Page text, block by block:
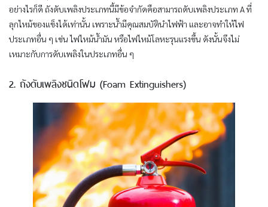
อย่างไรก็ดี ถังดับเพลิงประเภทนี้มีข้อจำกัดคือสามารถดับเพลิงประเภท A ที่
ลุกไหม้ของแข็งได้เท่านั้น เพราะน้ำมีคุณสมบัตินำไฟฟ้า และอาจทำให้ไฟ
ประเภทอื่น ๆ เช่น ไฟไหม้น้ำมัน หรือไฟไหม้โลหะรุนแรงขึ้น ดังนั้นจึงไม่
เหมาะกับการดับเพลิงในประเภทอื่น ๆ
2. ถังดับเพลิงชนิดโฟม (Foam Extinguishers)